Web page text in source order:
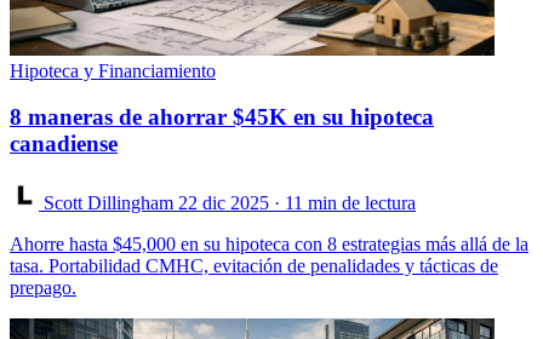
Hipoteca y Financiamiento
8 maneras de ahorrar $45K en su hipoteca
canadiense
Scott Dillingham 22 dic 2025 · 11 min de lectura
Ahorre hasta $45,000 en su hipoteca con 8 estrategias más allá de la
tasa. Portabilidad CMHC, evitación de penalidades y tácticas de
prepago.